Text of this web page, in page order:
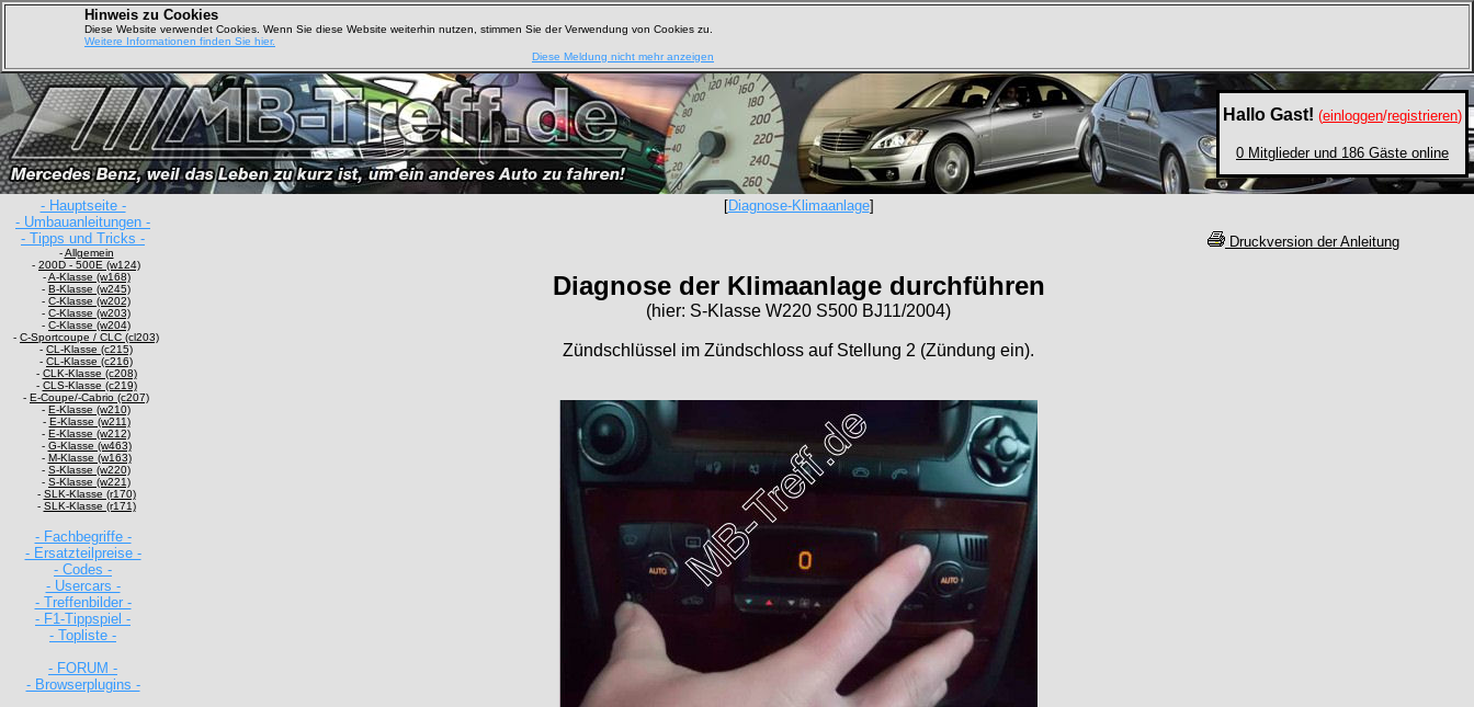
Hinweis zu Cookies
Diese Website verwendet Cookies. Wenn Sie diese Website weiterhin nutzen, stimmen Sie der Verwendung von Cookies zu.
Weitere Informationen finden Sie hier.
Diese Meldung nicht mehr anzeigen
Hallo Gast! (einloggen/registrieren)
0 Mitglieder und 186 Gäste online
- Hauptseite -
- Umbauanleitungen -
- Tipps und Tricks -
-Allgemein
- 200D - 500E (w124)
-A-Klasse (w168)
- B-Klasse (w245)
- C-Klasse (w202)
- C-Klasse (w203)
- C-Klasse (w204)
- C-Sportcoupe / CLC (cl203)
- CL-Klasse (c215)
- CL-Klasse (c216)
- CLK-Klasse (c208)
- CLS-Klasse (c219)
- E-Coupe/-Cabrio (c207)
- E-Klasse (w210)
- E-Klasse (w211)
- E-Klasse (w212)
- G-Klasse (w463)
- M-Klasse (w163)
- S-Klasse (w220)
- S-Klasse (w221)
- SLK-Klasse (r170)
- SLK-Klasse (r171)
- Fachbegriffe -
- Ersatzteilpreise -
- Codes -
- Usercars -
- Treffenbilder -
- F1-Tippspiel -
- Topliste -
- FORUM -
- Browserplugins -
[Diagnose-Klimaanlage]
Druckversion der Anleitung
Diagnose der Klimaanlage durchführen
(hier: S-Klasse W220 S500 BJ11/2004)
Zündschlüssel im Zündschloss auf Stellung 2 (Zündung ein).